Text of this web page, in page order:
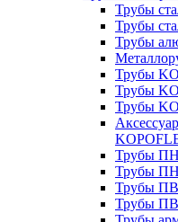
Трубы
Трубы
Трубы
Трубы
Трубы
Трубы
Трубы
Трубы
Трубы
Трубы